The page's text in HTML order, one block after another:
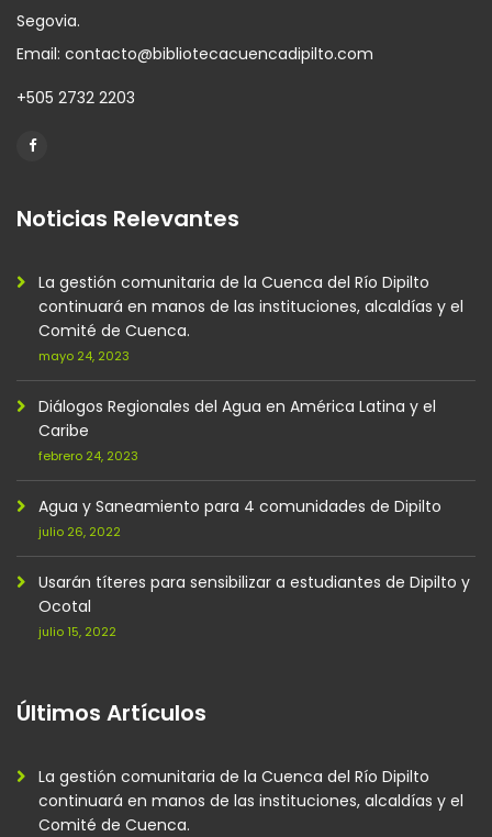
Segovia.
Email: contacto@bibliotecacuencadipilto.com
+505 2732 2203
Noticias Relevantes
La gestión comunitaria de la Cuenca del Río Dipilto
continuará en manos de las instituciones, alcaldías y el
Comité de Cuenca.
mayo 24, 2023
Diálogos Regionales del Agua en América Latina y el
Caribe
febrero 24, 2023
Agua y Saneamiento para 4 comunidades de Dipilto
julio 26, 2022
Usarán títeres para sensibilizar a estudiantes de Dipilto y
Ocotal
julio 15, 2022
Últimos Artículos
La gestión comunitaria de la Cuenca del Río Dipilto
continuará en manos de las instituciones, alcaldías y el
Comité de Cuenca.